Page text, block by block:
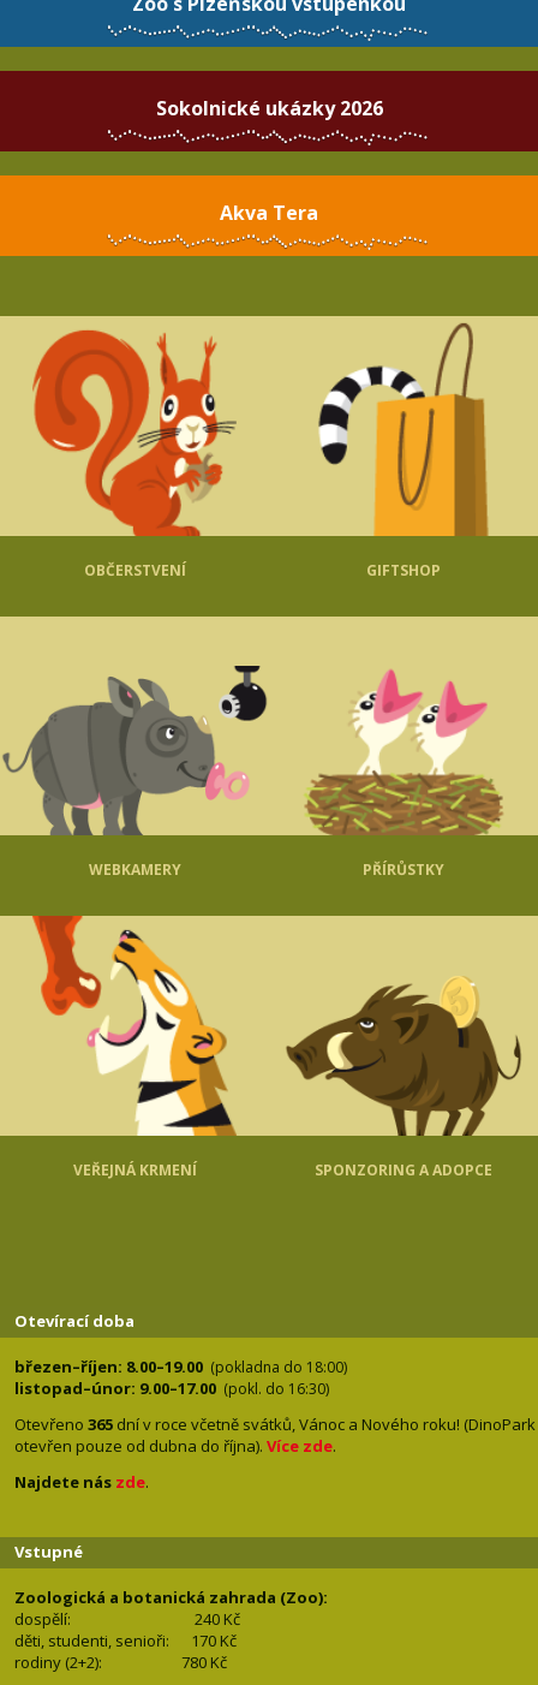
Sokolnické ukázky 2026
Akva Tera
OBČERSTVENÍ GIFTSHOP
WEBKAMERY PŘÍRŮSTKY
VEŘEJNÁ KRMENÍ SPONZORING A ADOPCE
Otevírací doba
březen–říjen: 8.00–19.00 (pokladna do 18:00)
listopad–únor: 9.00–17.00 (pokl. do 16:30)
Otevřeno 365 dní v roce včetně svátků, Vánoc a Nového roku! (DinoPark
otevřen pouze od dubna do října). Více zde.
Najdete nás zde.
Vstupné
Zoologická a botanická zahrada (Zoo):
dospělí:
240 Kč
děti, studenti, senioři: 170 Kč
rodiny (2+2): 780 Kč